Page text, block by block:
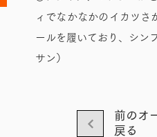
ィでなかなかのイカツ
ールを履いており、シン
サン）
前のオ
戻る